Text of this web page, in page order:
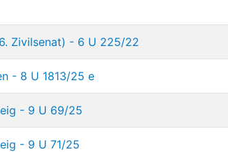
Zivilsenat) - 6 U 225/22
- 8 U 1813/25 e
- 9 U 69/25
- 9 U 71/25